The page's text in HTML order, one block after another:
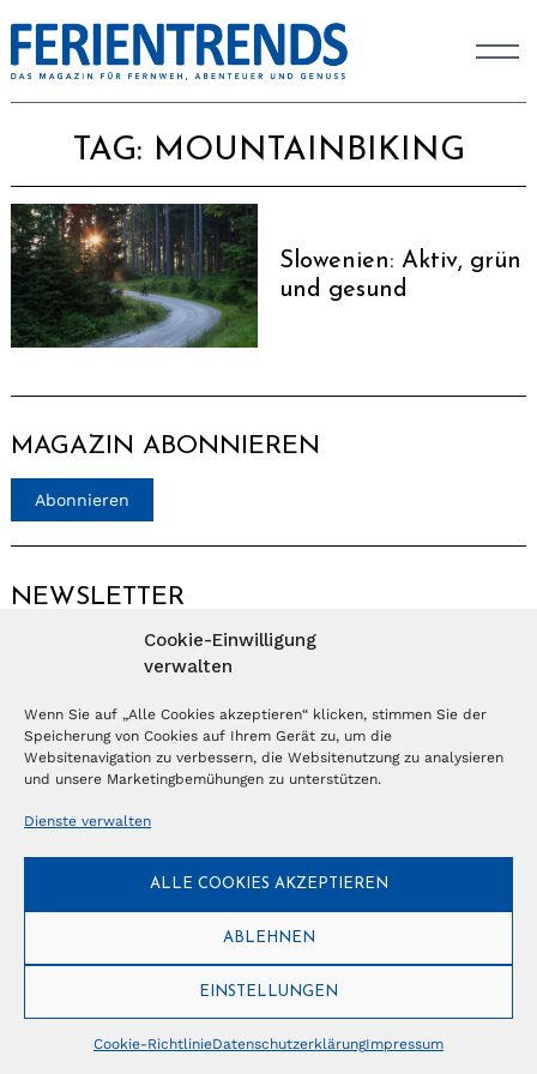
Cookie-Einwilligung
verwalten
Wenn Sie auf „Alle Cookies akzeptieren“ klicken, stimmen Sie der
Speicherung von Cookies auf Ihrem Gerät zu, um die
Websitenavigation zu verbessern, die Websitenutzung zu analysieren
und unsere Marketingbemühungen zu unterstützen.
Dienste verwalten
ALLE COOKIES AKZEPTIEREN
ABLEHNEN
EINSTELLUNGEN
Cookie-RichtlinieDatenschutzerklärungImpressum
TAG: MOUNTAINBIKING
Slowenien: Aktiv, grün
und gesund
MAGAZIN ABONNIEREN
Abonnieren
NEWSLETTER
© Copyright 2026 – Ferientrends // info@tlvg.ch// +41 31 300 30 85 //
Tourismus Lifestyle Verlag GmbH // Frohbergweg 1 - CH-3012 Bern //
Datenschutzerklärung//Impressum